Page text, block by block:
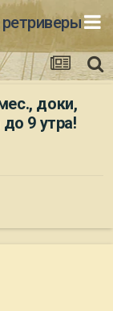
доки,
9 утра!